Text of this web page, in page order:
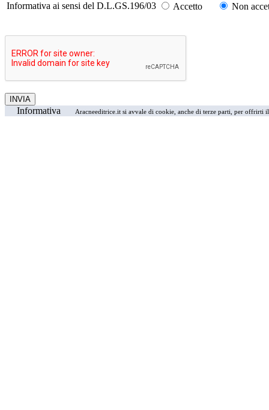
Informativa ai sensi del D.L.GS.196/03 Accetto Non
Informativa Aracneeditrice.it si avvale di cookie, anche di terze parti, per